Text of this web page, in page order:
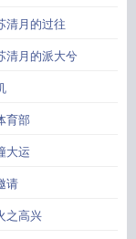
清月的过往
清月的派大兮
育部
大运
请
之高兴